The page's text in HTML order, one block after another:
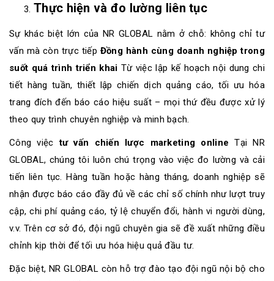
Thực hiện và đo lường liên tục
Sự khác biệt lớn của NR GLOBAL nằm ở chỗ: không chỉ tư
vấn mà còn trực tiếp Đồng hành cùng doanh nghiệp trong
suốt quá trình triển khai Từ việc lập kế hoạch nội dung chi
tiết hàng tuần, thiết lập chiến dịch quảng cáo, tối ưu hóa
trang đích đến báo cáo hiệu suất – mọi thứ đều được xử lý
theo quy trình chuyên nghiệp và minh bạch.
Công việctư vấn chiến lược marketing onlineTại NR
GLOBAL, chúng tôi luôn chú trọng vào việc đo lường và cải
tiến liên tục. Hàng tuần hoặc hàng tháng, doanh nghiệp sẽ
nhận được báo cáo đầy đủ về các chỉ số chính như lượt truy
cập, chi phí quảng cáo, tỷ lệ chuyển đổi, hành vi người dùng,
v.v. Trên cơ sở đó, đội ngũ chuyên gia sẽ đề xuất những điều
chỉnh kịp thời để tối ưu hóa hiệu quả đầu tư.
Đặc biệt, NR GLOBAL còn hỗ trợ đào tạo đội ngũ nội bộ cho